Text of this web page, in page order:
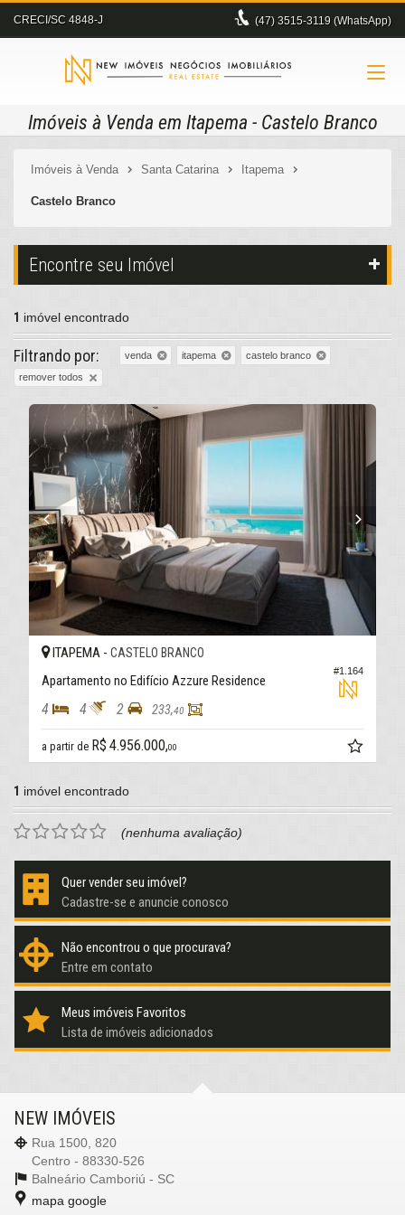
CRECI/SC 4848-J (47) 3515-3119 (WhatsApp)
Imóveis à Venda em Itapema - Castelo Branco
Imóveis à Venda Santa Catarina Itapema
Castelo Branco
Encontre seu Imóvel
1 imóvel encontrado
Filtrando por: venda itapema
castelo branco
remover todos
#1.164
ITAPEMA - CASTELO BRANCO
Apartamento no Edifício Azzure Residence
4 4 2 233,40
a partir de R$ 4.956.000,00
1 imóvel encontrado
(nenhuma avaliação)
Quer vender seu imóvel?
Cadastre-se e anuncie conosco
Não encontrou o que procurava?
Entre em contato
Meus imóveis Favoritos
Lista de imóveis adicionados
NEW IMÓVEIS
Rua 1500, 820
Centro - 88330-526
Balneário Camboriú - SC
mapa google